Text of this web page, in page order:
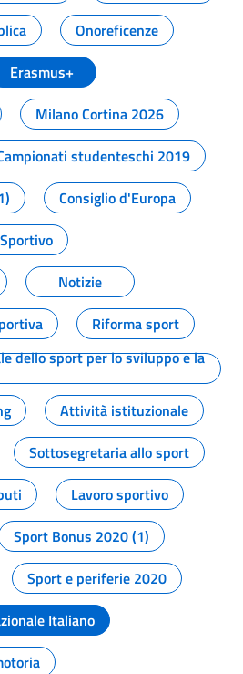
Onoreficenze
Erasmus+
Milano Cortina 2026
studenteschi 2019
Consiglio d'Europa
Notizie
Riforma sport
dello sport per lo sviluppo e la
Attività istituzionale
Sottosegretaria allo sport
Lavoro sportivo
Sport Bonus 2020 (1)
Sport e periferie 2020
Italiano